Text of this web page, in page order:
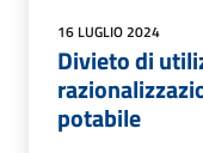
16 LUGLIO 2024
Divieto di
potabile